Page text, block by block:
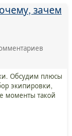
зачем
Обсудим плюсы
экипировки,
моменты такой